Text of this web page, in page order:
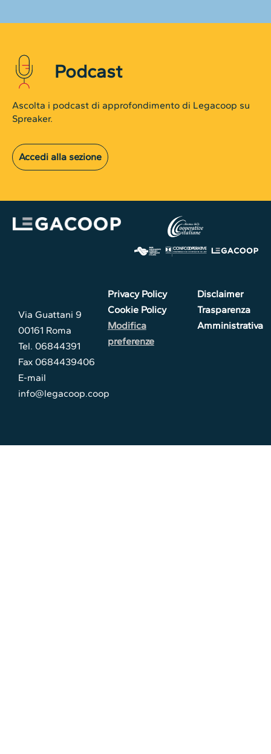
Podcast
Ascolta i podcast di approfondimento di Legacoop su
Spreaker.
Accedi alla sezione
Via Guattani 9
00161 Roma
Tel. 06844391
Fax 0684439406
E-mail
info@legacoop.coop
Privacy Policy
Cookie Policy
Modifica
preferenze
Disclaimer
Trasparenza
Amministrativa